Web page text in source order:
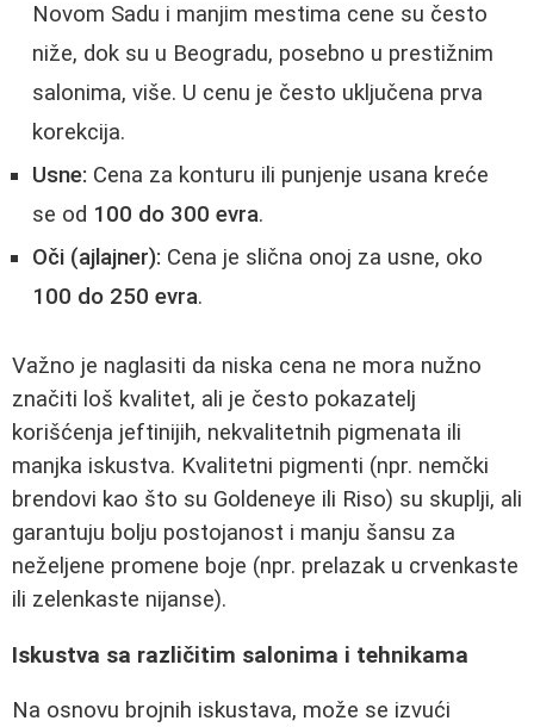
Novom Sadu i manjim mestima cene su često
niže, dok su u Beogradu, posebno u prestižnim
salonima, više. U cenu je često uključena prva
korekcija.
Usne: Cena za konturu ili punjenje usana kreće
se od 100 do 300 evra.
Oči (ajlajner): Cena je slična onoj za usne, oko
100 do 250 evra.
Važno je naglasiti da niska cena ne mora nužno
značiti loš kvalitet, ali je često pokazatelj
korišćenja jeftinijih, nekvalitetnih pigmenata ili
manjka iskustva. Kvalitetni pigmenti (npr. nemčki
brendovi kao što su Goldeneye ili Riso) su skuplji, ali
garantuju bolju postojanost i manju šansu za
neželjene promene boje (npr. prelazak u crvenkaste
ili zelenkaste nijanse).
Iskustva sa različitim salonima i tehnikama
Na osnovu brojnih iskustava, može se izvući